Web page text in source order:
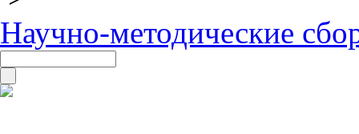
Научно-методические